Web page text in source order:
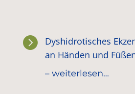

Dyshidrotisches
an Händen und
– weiterlesen…